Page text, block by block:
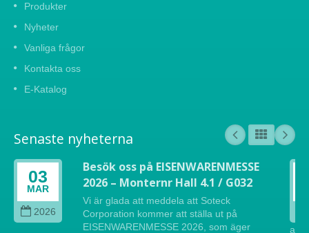
Produkter
Nyheter
Vanliga frågor
Kontakta oss
E-Katalog
Senaste nyheterna
03
MAR
2026
Besök oss på EISENWARENMESSE
2026 – Monternr Hall 4.1 / G032
Vi är glada att meddela att Soteck
Corporation kommer att ställa ut på
EISENWARENMESSE 2026, som äger
att